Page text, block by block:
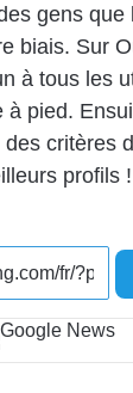
gens que
biais. Sur
à tous les
à pied.
critères
profils !